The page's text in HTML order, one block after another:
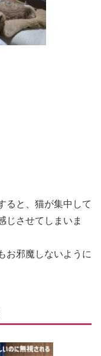
ると、猫が集中して
じさせてしまいま
お邪魔しないように